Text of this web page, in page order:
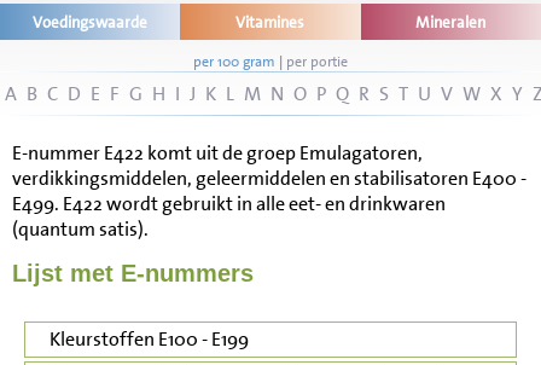
Disclaimer
Voedingswaarde Vitamines Mineralen
per 100 gram | per portie
A B C D E F G H I J K L M N O P Q R S T U V W X Y
E-nummer E422 komt uit de groep Emulagatoren,
verdikkingsmiddelen, geleermiddelen en stabilisatoren E400 -
E499. E422 wordt gebruikt in alle eet- en drinkwaren
(quantum satis).
Lijst met E-nummers
Kleurstoffen E100 - E199